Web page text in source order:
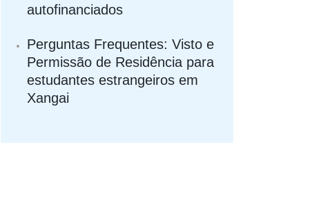
autofinanciados
Perguntas Frequentes: Visto e
Permissão de Residência para
estudantes estrangeiros em
Xangai